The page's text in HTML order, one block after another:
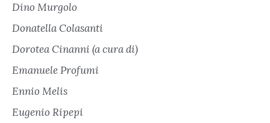
Dino Murgolo
Donatella Colasanti
Dorotea Cinanni (a cura di)
Emanuele Profumi
Ennio Melis
Eugenio Ripepi